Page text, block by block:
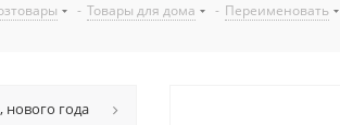
- Товары для дома - Переименовать
нового года